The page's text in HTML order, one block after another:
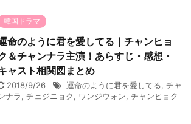
韓国ドラマ
命のように君を愛してる｜チャンヒョ
＆チャンナラ主演！あらすじ・感想・
ャスト相関図まとめ
2018/9/26 運命のように君を愛してる, チャ
ナラ, チェジニョク, ワンジウォン, チャンヒョク